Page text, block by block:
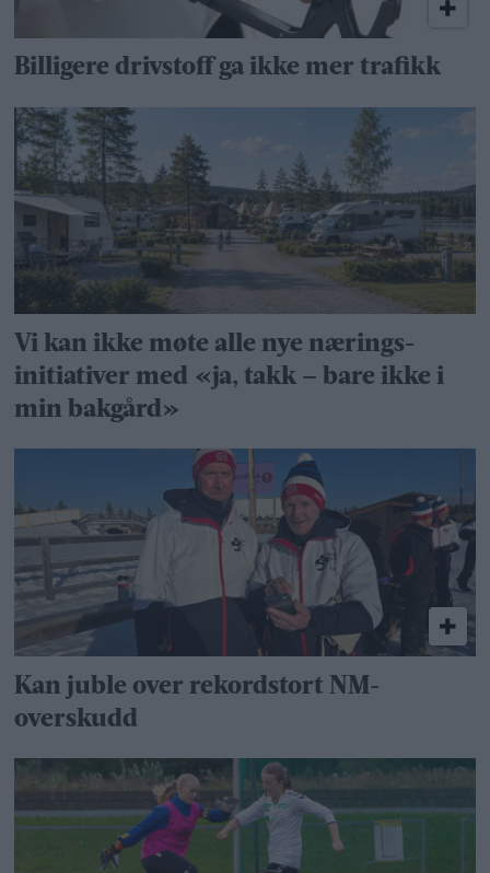
Billigere drivstoff ga ikke mer trafikk
Vi kan ikke møte alle nye nærings­
initiativer med «ja, takk – bare ikke i
min bakgård»
Kan juble over rekordstort NM-
overskudd